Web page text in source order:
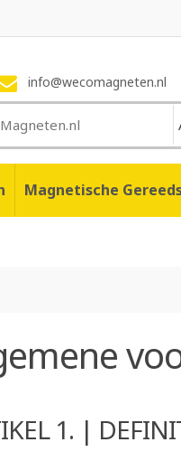
info@wecomagneten.nl
Magnetische
1. |